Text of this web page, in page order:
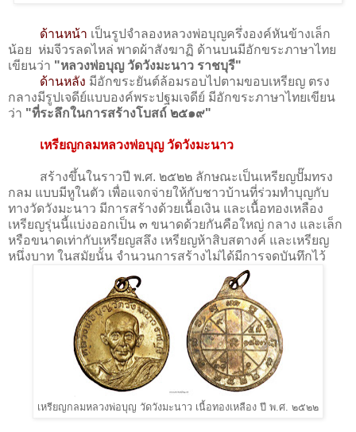
ด้านหน้า เป็นรูปจำลองหลวงพ่อบุญครึ่งองค์หันข้างเล็ก
น้อย ห่มจีวรลดไหล่ พาดผ้าสังฆาฏิ ด้านบนมีอักขระภาษาไทย
เขียนว่า "หลวงพ่อบุญ วัดวังมะนาว ราชบุรี"
ด้านหลัง มีอักขระยันต์ล้อมรอบไปตามขอบเหรียญ ตรง
กลางมีรูปเจดีย์แบบองค์พระปฐมเจดีย์ มีอักขระภาษาไทยเขียน
ว่า "ที่ระลึกในการสร้างโบสถ์ ๒๕๑๙"
เหรียญกลมหลวงพ่อบุญ วัดวังมะนาว
สร้างขึ้นในราวปี พ.ศ. ๒๕๒๒ ลักษณะเป็นเหรียญปั๊มทรง
กลม แบบมีหูในตัว เพื่อแจกจ่ายให้กับชาวบ้านที่ร่วมทำบุญกับ
ทางวัดวังมะนาว มีการสร้างด้วยเนื้อเงิน และเนื้อทองเหลือง
เหรียญรุ่นนี้แบ่งออกเป็น ๓ ขนาดด้วยกันคือใหญ่ กลาง และเล็ก
หรือขนาดเท่ากับเหรียญสลึง เหรียญ​ห้าสิบสตางค์​ และเหรียญ​
หนึ่งบาท ในสมัยนั้น จำนวนการสร้างไม่ได้มีการจดบันทึกไว้
เหรียญกลมหลวงพ่อบุญ วัดวังมะนาว เนื้อทองเหลือง ปี พ.ศ. ๒๕๒๒